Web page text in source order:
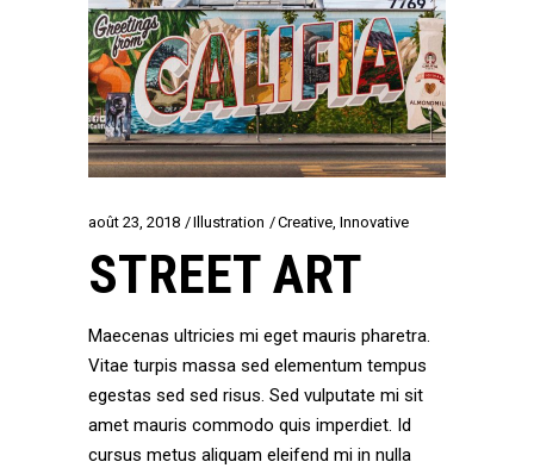
août 23, 2018 Illustration Creative, Innovative
STREET ART
Maecenas ultricies mi eget mauris pharetra.
Vitae turpis massa sed elementum tempus
egestas sed sed risus. Sed vulputate mi sit
amet mauris commodo quis imperdiet. Id
cursus metus aliquam eleifend mi in nulla